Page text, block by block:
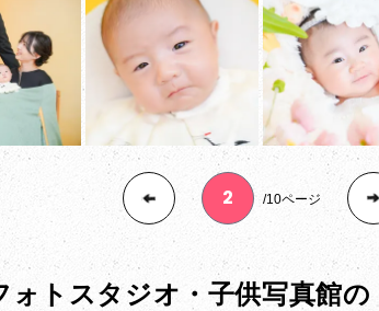
10ページ
ォトスタジオ・子供写真館の